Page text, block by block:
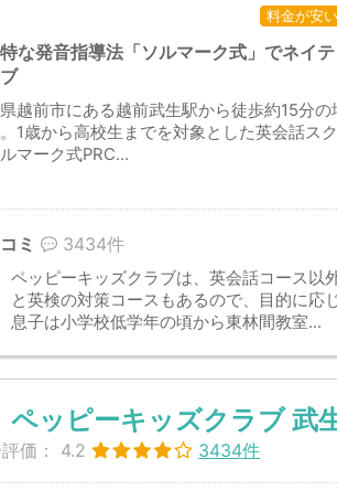
料金が安い
な発音指導法「ソルマーク式」でネイ
越前市にある越前武生駅から徒歩約15分
1歳から高校生までを対象とした英会話ス
ルマーク式PRC...
ミ 3434件
ペッピーキッズクラブは、英会話コース以
と英検の対策コースもあるので、目的に応
息子は小学校低学年の頃から東林間教室...
ペッピーキッズクラブ 武
価： 4.2 3434件